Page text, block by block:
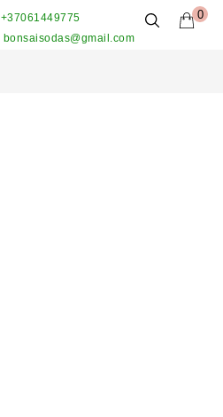
0
+37061449775
bonsaisodas@gmail.com